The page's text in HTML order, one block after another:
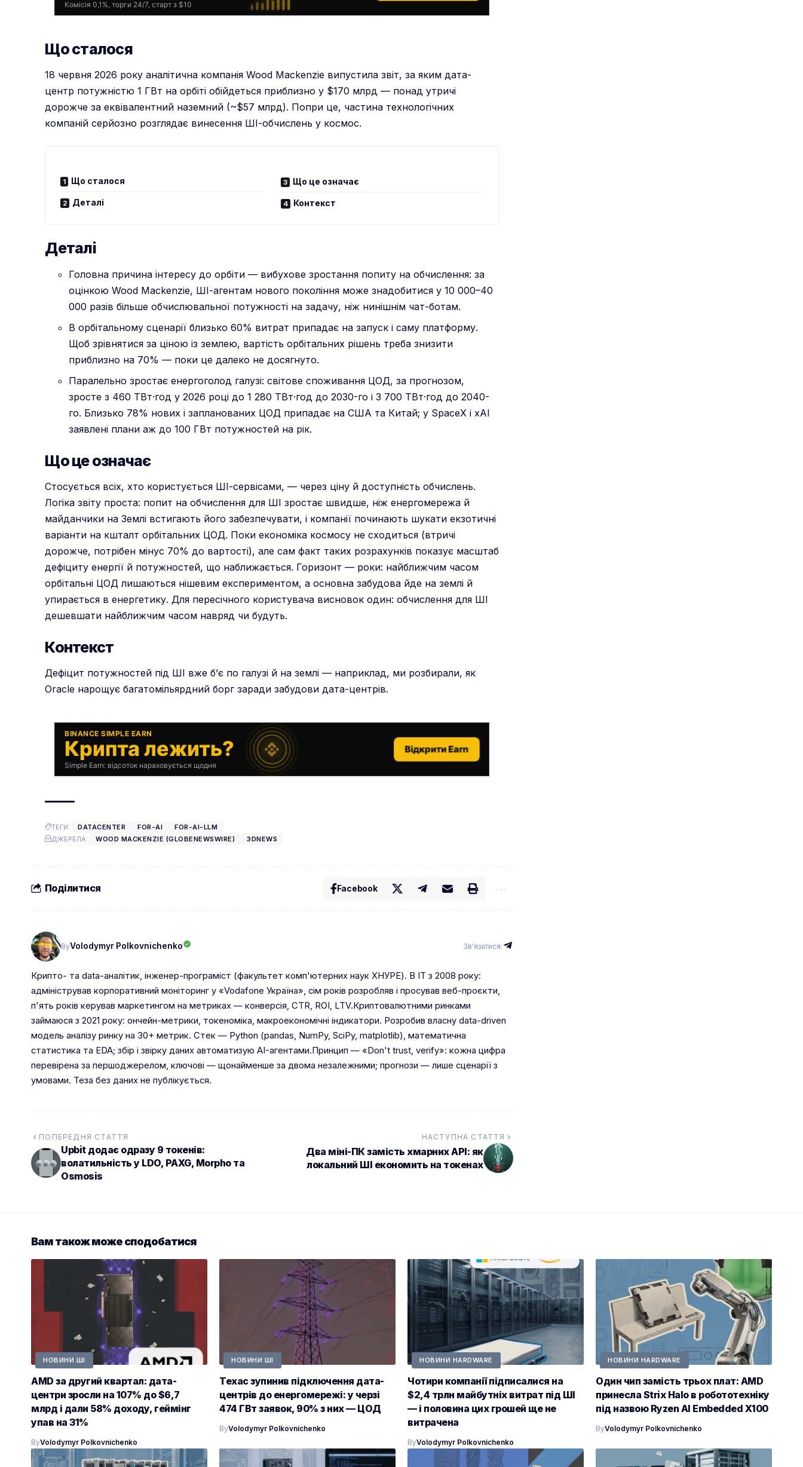
Комісія 0,1%, торги 24/7, старт з $10
Що сталося
18 червня 2026 року аналітична компанія Wood Mackenzie випустила звіт, за яким дата-
центр потужністю 1 ГВт на орбіті обійдеться приблизно у $170 млрд — понад утричі
дорожче за еквівалентний наземний (~$57 млрд). Попри це, частина технологічних
компаній серйозно розглядає винесення ШІ-обчислень у космос.
Що сталося
Деталі
Що це означає
Контекст
Деталі
Головна причина інтересу до орбіти — вибухове зростання попиту на обчислення: за
оцінкою Wood Mackenzie, ШІ-агентам нового покоління може знадобитися у 10 000–40
000 разів більше обчислювальної потужності на задачу, ніж нинішнім чат-ботам.
В орбітальному сценарії близько 60% витрат припадає на запуск і саму платформу.
Щоб зрівнятися за ціною із землею, вартість орбітальних рішень треба знизити
приблизно на 70% — поки це далеко не досягнуто.
Паралельно зростає енергоголод галузі: світове споживання ЦОД, за прогнозом,
зросте з 460 ТВт·год у 2026 році до 1 280 ТВт·год до 2030-го і 3 700 ТВт·год до 2040-
го. Близько 78% нових і запланованих ЦОД припадає на США та Китай; у SpaceX і xAI
заявлені плани аж до 100 ГВт потужностей на рік.
Що це означає
Стосується всіх, хто користується ШІ-сервісами, — через ціну й доступність обчислень.
Логіка звіту проста: попит на обчислення для ШІ зростає швидше, ніж енергомережа й
майданчики на Землі встигають його забезпечувати, і компанії починають шукати екзотичні
варіанти на кшталт орбітальних ЦОД. Поки економіка космосу не сходиться (втричі
дорожче, потрібен мінус 70% до вартості), але сам факт таких розрахунків показує масштаб
дефіциту енергії й потужностей, що наближається. Горизонт — роки: найближчим часом
орбітальні ЦОД лишаються нішевим експериментом, а основна забудова йде на землі й
упирається в енергетику. Для пересічного користувача висновок один: обчислення для ШІ
дешевшати найближчим часом навряд чи будуть.
Контекст
Дефіцит потужностей під ШІ вже б’є по галузі й на землі — наприклад, ми розбирали, як
Oracle нарощує багатомільярдний борг заради забудови дата-центрів.
BINANCE SIMPLE EARN
Крипта лежить?
Simple Earn: відсоток нараховується щодня
Відкрити Earn
ТЕГИ: DATACENTER FOR-AI
FOR-AI-LLM
ДЖЕРЕЛА:
WOOD MACKENZIE (GLOBENEWSWIRE) 3DNEWS
Поділитися Facebook
ByVolodymyr Polkovnichenko Зв'язатися:
Крипто- та data-аналітик, інженер-програміст (факультет комп'ютерних наук ХНУРЕ). В IT з 2008 року:
адміністрував корпоративний моніторинг у «Vodafone Україна», сім років розробляв і просував веб-проєкти,
п'ять років керував маркетингом на метриках — конверсія, CTR, ROI, LTV.Криптовалютними ринками
займаюся з 2021 року: ончейн-метрики, токеноміка, макроекономічні індикатори. Розробив власну data-driven
модель аналізу ринку на 30+ метрик. Стек — Python (pandas, NumPy, SciPy, matplotlib), математична
статистика та EDA; збір і звірку даних автоматизую AI-агентами.Принцип — «Don't trust, verify»: кожна цифра
перевірена за першоджерелом, ключові — щонайменше за двома незалежними; прогнози — лише сценарії з
умовами. Теза без даних не публікується.
ПОПЕРЕДНЯ СТАТТЯ
Upbit додає одразу 9 токенів:
волатильність у LDO, PAXG, Morpho та
Osmosis
НАСТУПНА СТАТТЯ
Два міні-ПК замість хмарних API: як
локальний ШІ економить на токенах
Вам також може сподобатися
НОВИНИ ШІ
AMD за другий квартал: дата-
центри зросли на 107% до $6,7
млрд і дали 58% доходу, геймінг
упав на 31%
ByVolodymyr Polkovnichenko
НОВИНИ ШІ
Техас зупинив підключення дата-
центрів до енергомережі: у черзі
474 ГВт заявок, 90% з них — ЦОД
ByVolodymyr Polkovnichenko
НОВИНИ HARDWARE
Чотири компанії підписалися на
$2,4 трлн майбутніх витрат під ШІ
— і половина цих грошей ще не
витрачена
ByVolodymyr Polkovnichenko
НОВИНИ HARDWARE
Один чип замість трьох плат: AMD
принесла Strix Halo в робототехніку
під назвою Ryzen AI Embedded X100
ByVolodymyr Polkovnichenko